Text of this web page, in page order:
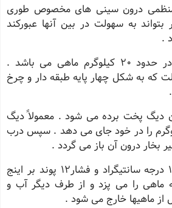
منظمى درون سینى هاى مخصوص طورى
به سهولت در بین آنها عبورکند
.
ظرفیت این سینى ها در حدود 20 کیلوگرم ماهى مى باشد .
که به شکل چهار پایه طبقه دار و چرخ
دیگ پخت برده مى شود . معمولاً دیگ
پالت 700 کیلوگرم را در خود جاى مى دهد . سپس درب
درون آن باز مى گردد .
بخار با درجه حرارت 110 درجه سانتیگراد و فشار12 پوند بر اینج
مدت 12 دقیقه ماهى را مى پزد و از طرف دیگر آب و
از ماهیها خارج مى شود .